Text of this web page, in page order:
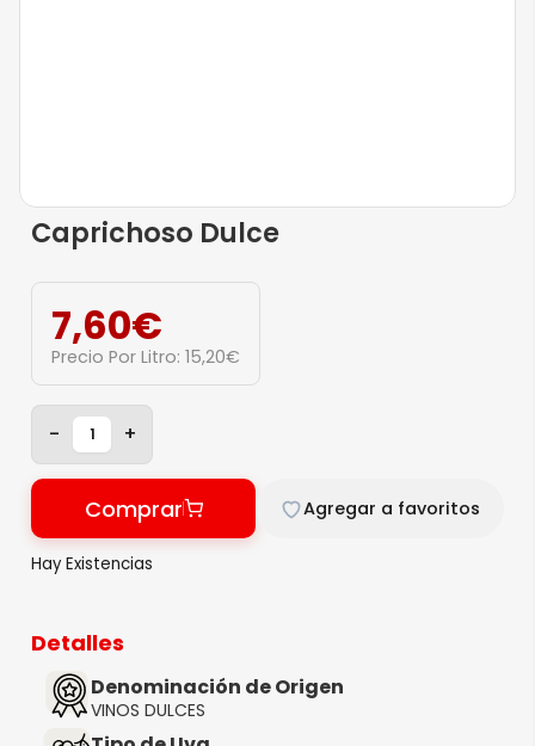
Caprichoso Dulce
7,60€
Precio Por Litro: 15,20€
- +
Comprar Agregar a favoritos
Hay Existencias
Detalles
Denominación de Origen
VINOS DULCES